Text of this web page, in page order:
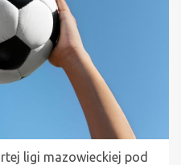
ligi mazowieckiej pod